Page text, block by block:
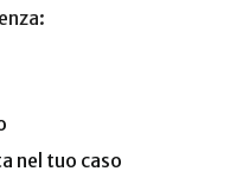
nel tuo caso